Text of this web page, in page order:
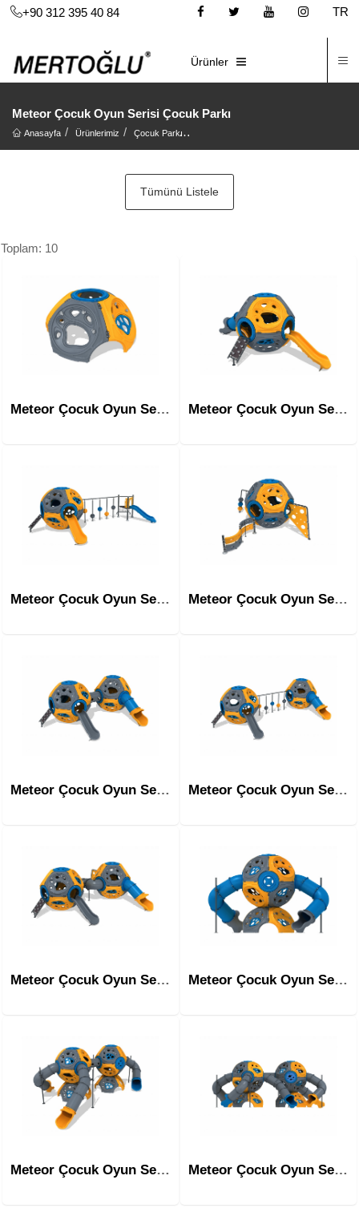
+90 312 395 40 84
TR
Ürünler
Meteor Çocuk Oyun Serisi Çocuk Parkı
Anasayfa Ürünlerimiz Çocuk Parkı
Tümünü Listele
Toplam: 10
Meteor Çocuk Oyun Serisi Çocuk Parkı Mrn-1001 Meteor Çocuk Oyun Serisi Çocuk Parkı Mrn-1002
Meteor Çocuk Oyun Serisi Çocuk Parkı Mrn-1003 Meteor Çocuk Oyun Serisi Çocuk Parkı Mrn-1004
Meteor Çocuk Oyun Serisi Çocuk Parkı Mrn-1005 Meteor Çocuk Oyun Serisi Çocuk Parkı Mrn-1006
Meteor Çocuk Oyun Serisi Çocuk Parkı Mrn-1007 Meteor Çocuk Oyun Serisi Çocuk Parkı Mrn-1008
Meteor Çocuk Oyun Serisi Çocuk Parkı Mrn-1009 Meteor Çocuk Oyun Serisi Çocuk Parkı Mrn-1010